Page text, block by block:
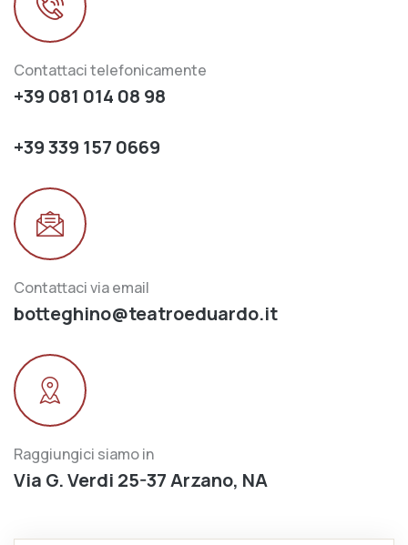
Contattaci telefonicamente
+39 081 014 08 98
+39 339 157 0669
Contattaci via email
botteghino@teatroeduardo.it
Raggiungici siamo in
Via G. Verdi 25-37 Arzano, NA